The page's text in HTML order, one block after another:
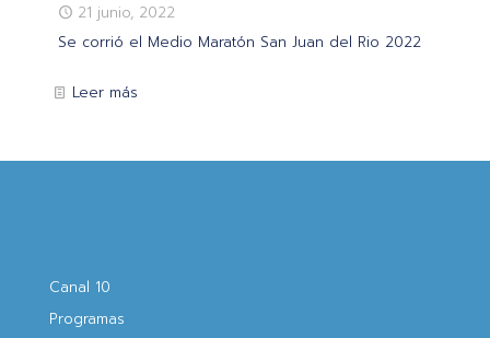
21 junio, 2022
Se corrió el Medio Maratón San Juan del Rio 2022
Leer más
Canal 10
Programas